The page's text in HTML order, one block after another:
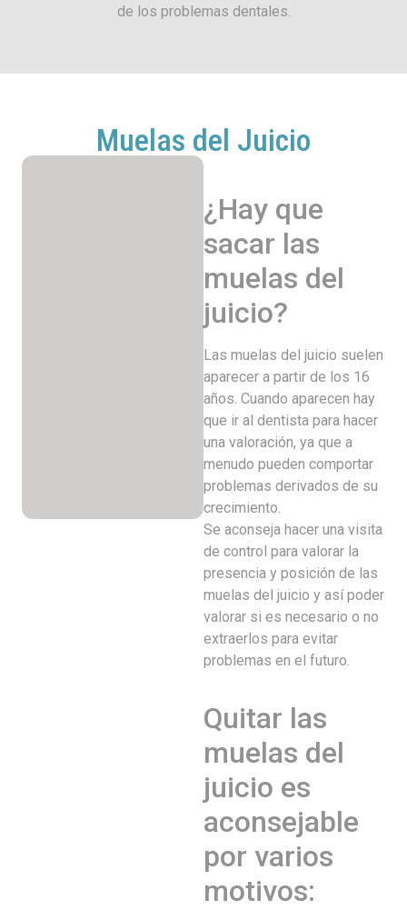
de los problemas dentales.
Muelas del Juicio
¿Hay que
sacar las
muelas del
juicio?
Las muelas del juicio suelen
aparecer a partir de los 16
años. Cuando aparecen hay
que ir al dentista para hacer
una valoración, ya que a
menudo pueden comportar
problemas derivados de su
crecimiento.
Se aconseja hacer una visita
de control para valorar la
presencia y posición de las
muelas del juicio y así poder
valorar si es necesario o no
extraerlos para evitar
problemas en el futuro.
Quitar las
muelas del
juicio es
aconsejable
por varios
motivos: